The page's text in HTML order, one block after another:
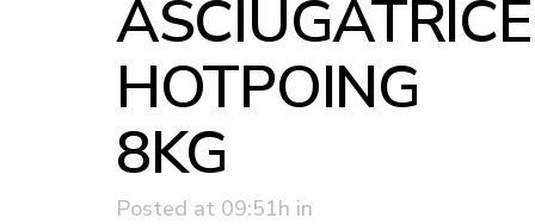
ASCIUGATRICE
HOTPOING
8KG
Posted at 09:51h in